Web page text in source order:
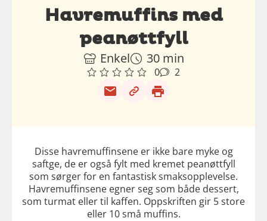
Havremuffins med
peanøttfyll
Enkel 30 min
0 2
Disse havremuffinsene er ikke bare myke og
saftge, de er også fylt med kremet peanøttfyll
som sørger for en fantastisk smaksopplevelse.
Havremuffinsene egner seg som både dessert,
som turmat eller til kaffen. Oppskriften gir 5 store
eller 10 små muffins.